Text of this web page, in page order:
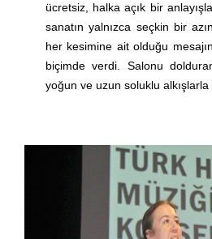
ücretsiz, halka açık bir
sanatın yalnızca seçkin bir
her kesimine ait olduğu
biçimde verdi. Salonu
yoğun ve uzun soluklu alkışlarla